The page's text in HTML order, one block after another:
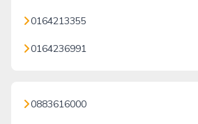
0164213355
0164236991
0883616000